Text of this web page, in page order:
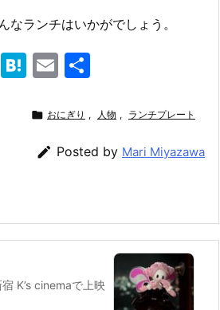
なランチはいかがでしょう。
Pi H
e
a
E
ai
l
 おにぎり , 人物 , ランチプレート
 Posted by Mari Miyazawa
K’s cinemaで上映